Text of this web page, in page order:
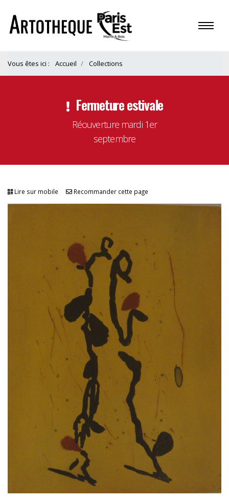
Vous êtes ici : Accueil Collections
Fermeture estivale
Réouverture mardi 1er
septembre
Lire sur mobile Recommander cette page